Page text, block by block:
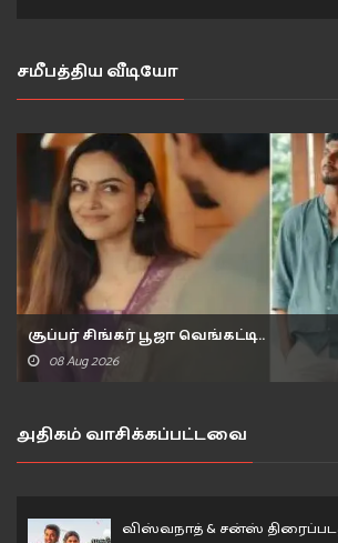
சமீபத்திய வீடியோ
சூப்பர் சிங்கர் பூஜா வெங்கட்டி..
08 Aug 2026
அதிகம் வாசிக்கப்பட்டவை
விஸ்வநாத் & சன்ஸ்